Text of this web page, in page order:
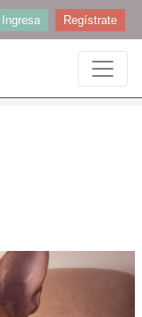
Ingresa Regístrate